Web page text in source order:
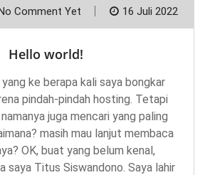
Comment Yet 16 Juli 2022
Hello world!
yang ke berapa kali saya bongkar
pindah-pindah hosting. Tetapi
juga mencari yang paling
masih mau lanjut membaca
OK, buat yang belum kenal,
saya Titus Siswandono. Saya lahir